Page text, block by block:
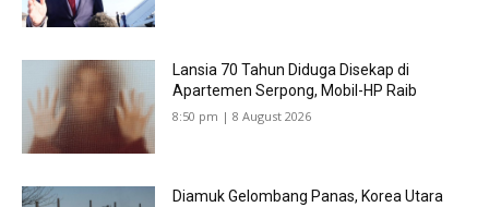
Lansia 70 Tahun Diduga Disekap di
Apartemen Serpong, Mobil-HP Raib
8:50 pm | 8 August 2026
Diamuk Gelombang Panas, Korea Utara